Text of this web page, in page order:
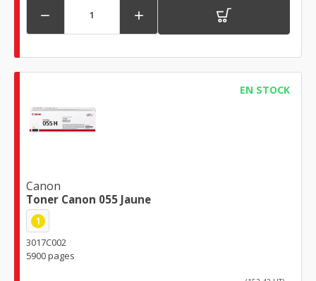
 
EN STOCK
Canon
Toner Canon 055 Jaune
1
3017C002
5900 pages